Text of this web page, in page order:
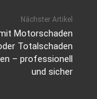
Nächster Artikel
Motorschaden
Totalschaden
– professionell
und sicher